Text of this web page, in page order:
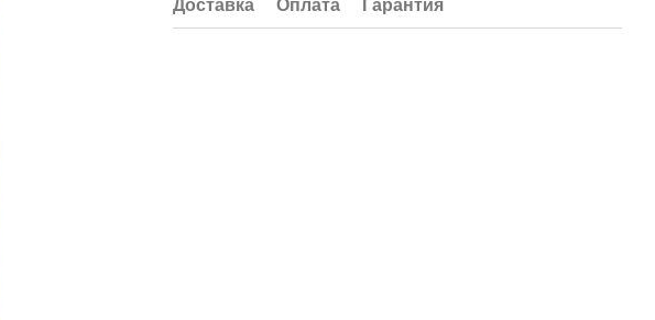
Доставка Оплата Гарантия